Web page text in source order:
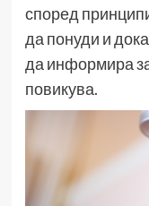
според
да понуди и
да информира за
повикува.